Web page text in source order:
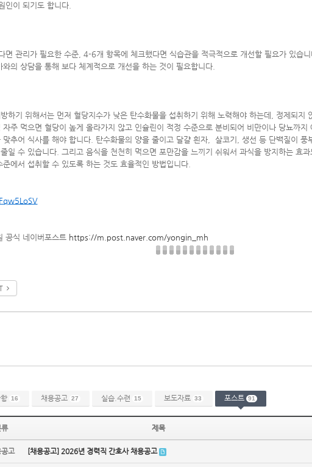
인이 되기도 합니다.
면 관리가 필요한 수준, 4-6개 항목에 체크했다면 식습관을 적극적으로 개선할 필요가 있습
의 상담을 통해 보다 체계적으로 개선을 하는 것이 필요합니다.
하기 위해서는 먼저 혈당지수가 낮은 탄수화물을 섭취하기 위해 노력해야 하는데, 정제되
주 먹으면 혈당이 높게 올라가지 않고 인슐린이 적정 수준으로 분비되어 비만이나 당뇨까지
맞추어 식사를 해야 합니다. 탄수화물의 양을 줄이고 달걀 흰자, 살코기, 생선 등 단백질이 풍
일 수 있습니다. 그리고 음식을 천천히 먹으면 포만감을 느끼기 쉬워서 과식을 방지하는 효
에서 섭취할 수 있도록 하는 것도 효율적인 방법입니다.
공식 네이버포스트 https://m.post.naver.com/yongin_mh
16 채용공고 27 실습.수련 15 보도자료 33 포스트 91
제목
고 [채용공고] 2026년 경력직 간호사 채용공고